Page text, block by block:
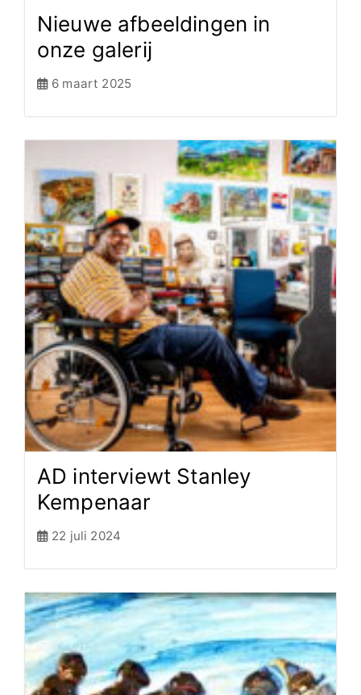
Nieuwe afbeeldingen in
onze galerij
6 maart 2025
AD interviewt Stanley
Kempenaar
22 juli 2024